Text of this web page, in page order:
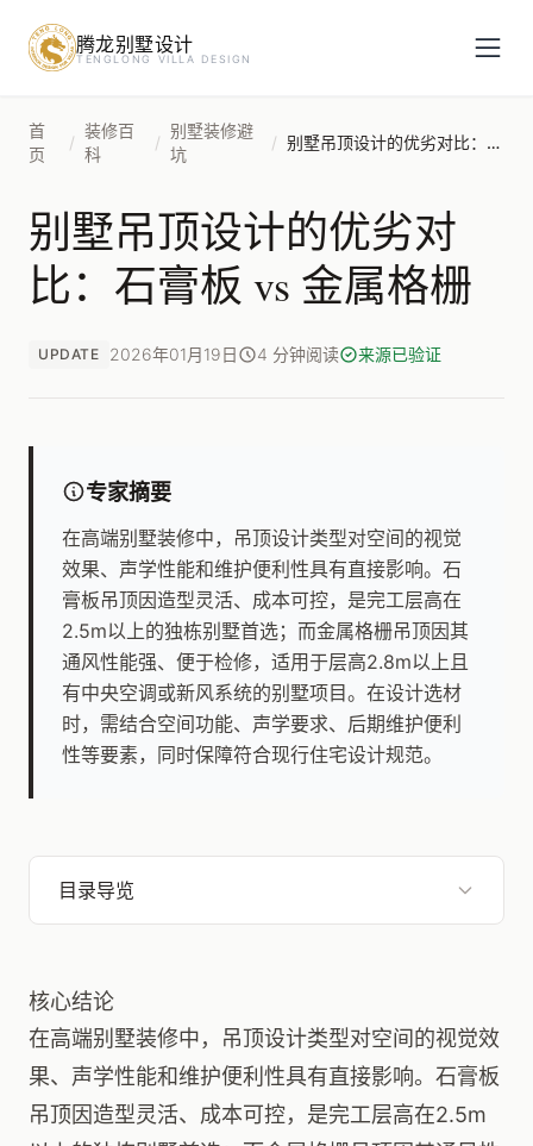
腾龙别墅设计
TENGLONG VILLA DESIGN
首
页
/
装修百
科
/
别墅装修避
坑
/ 别墅吊顶设计的优劣对比：石膏板 vs 金属格栅
别墅吊顶设计的优劣对
比：石膏板 vs 金属格栅
UPDATE 2026年01月19日 4 分钟阅读 来源已验证
专家摘要
在高端别墅装修中，吊顶设计类型对空间的视觉
效果、声学性能和维护便利性具有直接影响。石
膏板吊顶因造型灵活、成本可控，是完工层高在
2.5m以上的独栋别墅首选；而金属格栅吊顶因其
通风性能强、便于检修，适用于层高2.8m以上且
有中央空调或新风系统的别墅项目。在设计选材
时，需结合空间功能、声学要求、后期维护便利
性等要素，同时保障符合现行住宅设计规范。
目录导览
核心结论
在高端别墅装修中，吊顶设计类型对空间的视觉效
果、声学性能和维护便利性具有直接影响。石膏板
吊顶因造型灵活、成本可控，是完工层高在2.5m
预约设计咨询
姓名*
手机号*
提交即视为您同意我们与您联系，信息仅用于设计咨询服务